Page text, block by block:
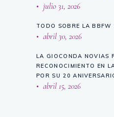
julio 31, 2026
TODO SOBRE LA BBFW
abril 30, 2026
LA GIOCONDA NOVIAS
RECONOCIMIENTO EN
POR SU 20
abril 15, 2026